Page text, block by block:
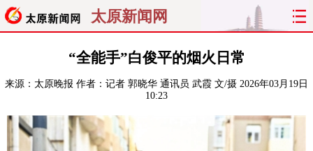
太原新闻网
聚焦 太原
经济 关注 文明 出行
纵横 曝光 专题
“全能手”白俊平的烟火日常
来源： 太原晚报 作者：记者 郭晓华 通讯员 武霞 文/摄 2026年03月19日
10:23